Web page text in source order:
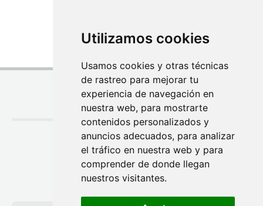
Utilizamos cookies
Usamos cookies y otras técnicas
de rastreo para mejorar tu
experiencia de navegación en
nuestra web, para mostrarte
contenidos personalizados y
anuncios adecuados, para analizar
el tráfico en nuestra web y para
comprender de donde llegan
nuestros visitantes.
SÍGUENOS